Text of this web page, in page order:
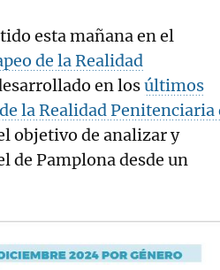
esta mañana en el
de la Realidad
en losúltimos
la Realidad Penitenciaria
objetivo de analizar y
de Pamplona desde un